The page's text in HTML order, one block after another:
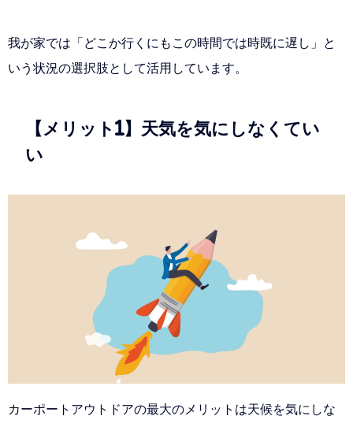
我が家では「どこか行くにもこの時間では時既に遅し」と
いう状況の選択肢として活用しています。
【メリット1】天気を気にしなくてい
い
カーポートアウトドアの最大のメリットは天候を気にしな